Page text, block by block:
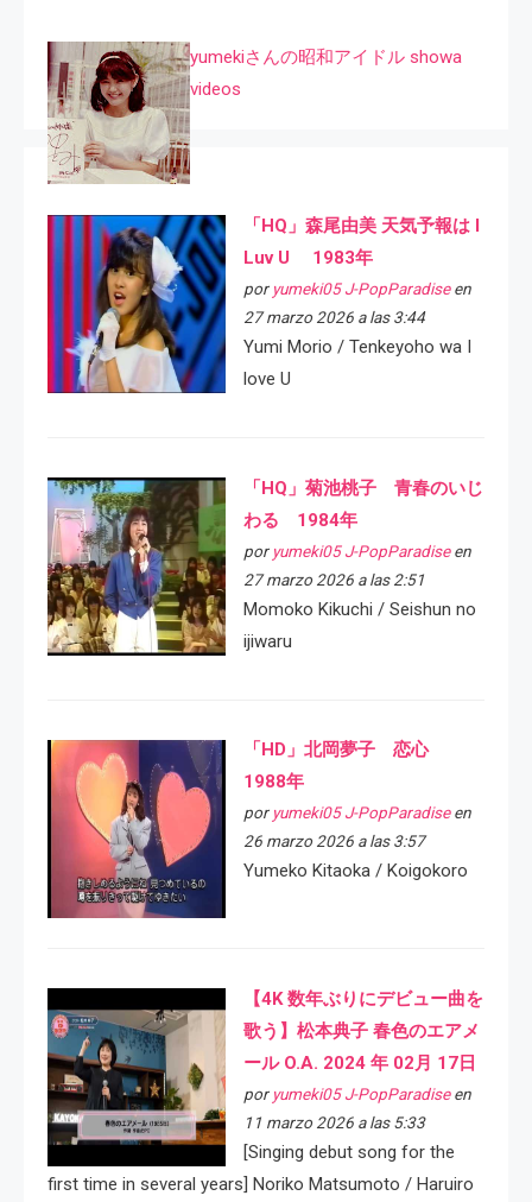
yumekiさんの昭和アイドル showa
videos
「HQ」森尾由美 天気予報は I
Luv U 1983年
por yumeki05 J-PopParadiseen
27 marzo 2026 a las 3:44
Yumi Morio / Tenkeyoho wa I
love U
「HQ」菊池桃子 青春のいじ
わる 1984年
por yumeki05 J-PopParadiseen
27 marzo 2026 a las 2:51
Momoko Kikuchi / Seishun no
ijiwaru
「HD」北岡夢子 恋心
1988年
por yumeki05 J-PopParadiseen
26 marzo 2026 a las 3:57
Yumeko Kitaoka / Koigokoro
【4K 数年ぶりにデビュー曲を
歌う】松本典子 春色のエアメ
ール O.A. 2024 年 02月 17日
por yumeki05 J-PopParadiseen
11 marzo 2026 a las 5:33
[Singing debut song for the
first time in several years] Noriko Matsumoto / Haruiro